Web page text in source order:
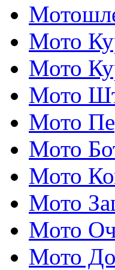
Мото
Мото
Мото
Мото
Мото
Мото
Мото
Мото
Мото